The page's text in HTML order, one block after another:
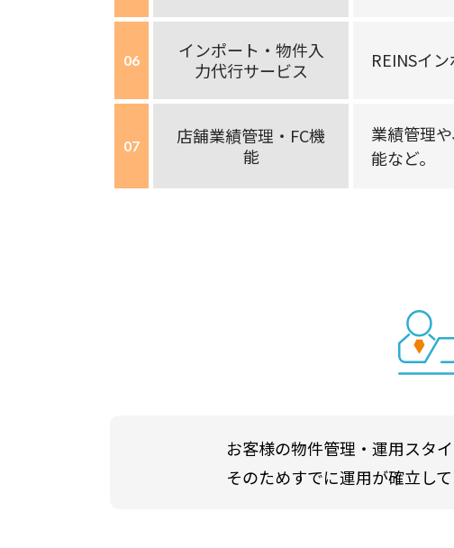
06
インポート・物件入
力代行サービス
REINSイ
07
店舗業績管理・FC機
能
業績管理
能など。
お客様の物件管理・運用スタ
そのためすでに運用が確立し